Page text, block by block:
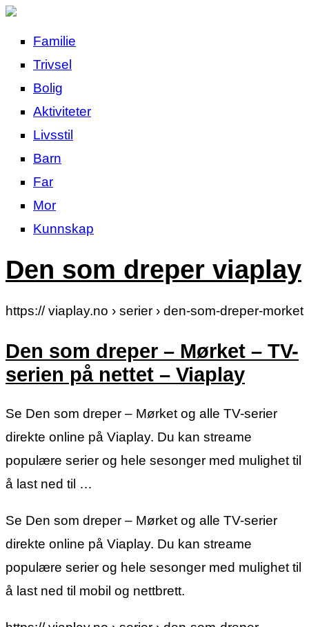
Familie
Trivsel
Bolig
Aktiviteter
Livsstil
Barn
Far
Mor
Kunnskap
Den som dreper viaplay
https:// viaplay.no › serier › den-som-dreper-morket
Den som dreper – Mørket – TV-
serien på nettet – Viaplay
Se Den som dreper – Mørket og alle TV-serier
direkte online på Viaplay. Du kan streame
populære serier og hele sesonger med mulighet til
å last ned til …
Se Den som dreper – Mørket og alle TV-serier
direkte online på Viaplay. Du kan streame
populære serier og hele sesonger med mulighet til
å last ned til mobil og nettbrett.